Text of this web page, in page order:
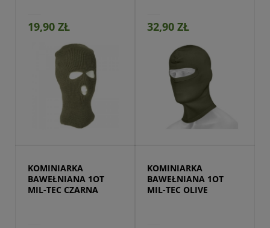
19,90 ZŁ 32,90 ZŁ
Przejdź do produktu
KOMINIARKA
BAWEŁNIANA 1OT
MIL-TEC CZARNA
KOMINIARKA
BAWEŁNIANA 1OT
MIL-TEC OLIVE